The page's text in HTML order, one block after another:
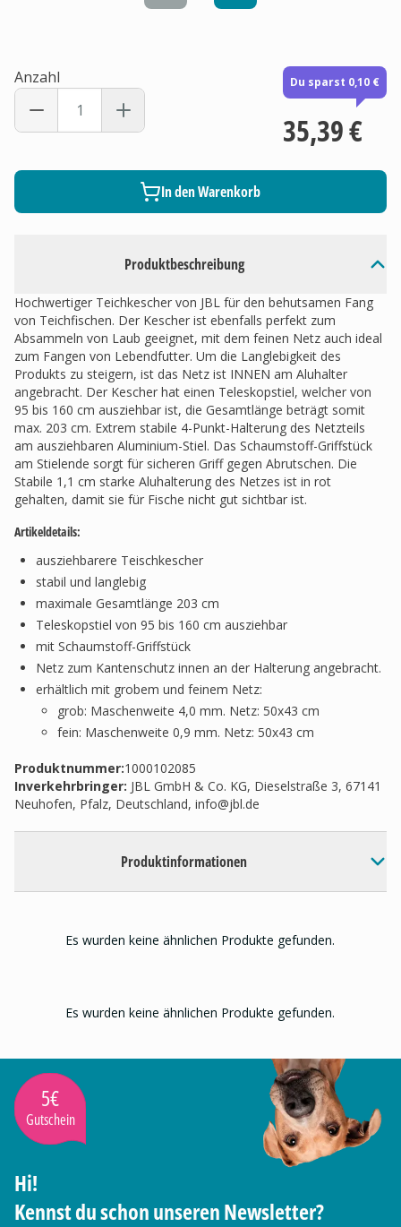
Produktbeschreibung
Hochwertiger Teichkescher von JBL für den behutsamen Fang
von Teichfischen. Der Kescher ist ebenfalls perfekt zum
Absammeln von Laub geeignet, mit dem feinen Netz auch ideal
zum Fangen von Lebendfutter. Um die Langlebigkeit des
Produkts zu steigern, ist das Netz ist INNEN am Aluhalter
angebracht. Der Kescher hat einen Teleskopstiel, welcher von
95 bis 160 cm ausziehbar ist, die Gesamtlänge beträgt somit
max. 203 cm. Extrem stabile 4-Punkt-Halterung des Netzteils
am ausziehbaren Aluminium-Stiel. Das Schaumstoff-Griffstück
am Stielende sorgt für sicheren Griff gegen Abrutschen. Die
Stabile 1,1 cm starke Aluhalterung des Netzes ist in rot
gehalten, damit sie für Fische nicht gut sichtbar ist.
Artikeldetails:
ausziehbarere Teischkescher
stabil und langlebig
maximale Gesamtlänge 203 cm
Teleskopstiel von 95 bis 160 cm ausziehbar
mit Schaumstoff-Griffstück
Netz zum Kantenschutz innen an der Halterung angebracht.
erhältlich mit grobem und feinem Netz:
grob: Maschenweite 4,0 mm. Netz: 50x43 cm
fein: Maschenweite 0,9 mm. Netz: 50x43 cm
Produktnummer:1000102085
Inverkehrbringer: JBL GmbH & Co. KG, Dieselstraße 3, 67141
Neuhofen, Pfalz, Deutschland, info@jbl.de
Produktinformationen
Anzahl Du sparst 0,10 €
35,39 €
In den Warenkorb
Es wurden keine ähnlichen Produkte gefunden.
Es wurden keine ähnlichen Produkte gefunden.
5€
Gutschein
Hi!
Kennst du schon unseren Newsletter?